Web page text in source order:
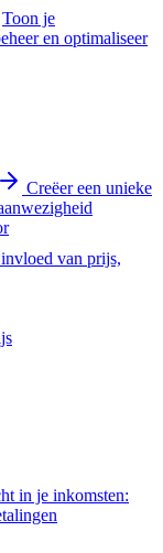
Toon je
en optimaliseer
Creëer een unieke
van prijs,
in je inkomsten: